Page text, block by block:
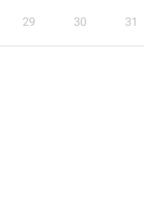
29 30 31